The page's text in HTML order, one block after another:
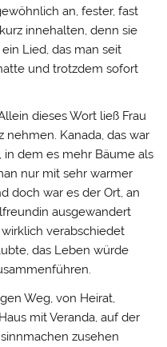
an, fester, fast
innehalten, denn sie
Lied, das man seit
und trotzdem sofort
dieses Wort ließ Frau
nehmen. Kanada, das war
dem es mehr Bäume als
nur mit sehr warmer
doch war es der Ort, an
ausgewandert
verabschiedet
das Leben würde
Weg, von Heirat,
mit Veranda, auf der
zusehen